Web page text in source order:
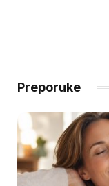
Preporuke